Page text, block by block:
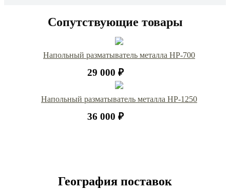
Сопутствующие товары
Напольный разматыватель металла HP-700
29 000 ₽
Напольный разматыватель металла НР-1250
36 000 ₽
География поставок